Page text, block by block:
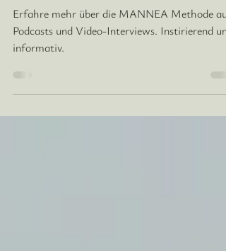
und mehr
Erfahre mehr über die MANNEA Methode aus